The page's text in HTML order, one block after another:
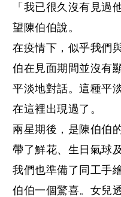
「我已很久沒有見過
望陳伯伯說。
在疫情下，似乎我們
伯在見面期間並沒有
平淡地對話。這種平
在這裡出現過了。
兩星期後，是陳伯伯
帶了鮮花、生日氣球
我們也準備了同工手
伯伯一個驚喜。女兒